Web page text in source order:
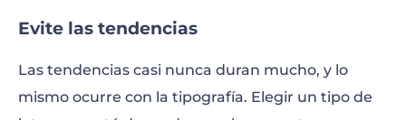
Evite las tendencias
Las tendencias casi nunca duran mucho, y lo
mismo ocurre con la tipografía. Elegir un tipo de